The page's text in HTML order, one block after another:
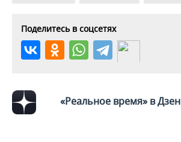
Поделитесь в соцсетях
«Реальное время» в Дзен